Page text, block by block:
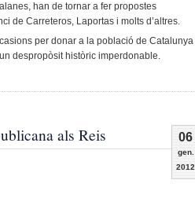
han de tornar a fer propostes
de Carreteros, Laportas i molts d’altres.
per donar a la població de Catalunya
despropòsit històric imperdonable.
06
gen.
2012
als Reis